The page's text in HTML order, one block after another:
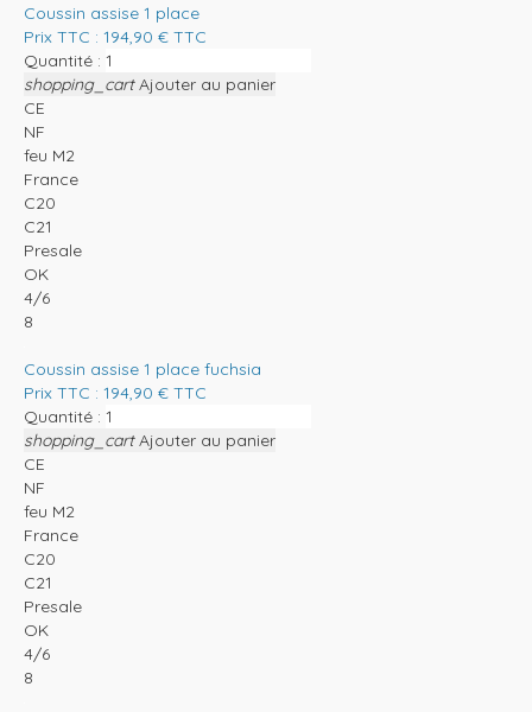
Coussin assise 1 place
Prix TTC : 194,90 € TTC
Quantité :
shopping_cart Ajouter au panier
CE
NF
feu M2
France
C20
C21
Presale
OK
4/6
8
Coussin assise 1 place fuchsia
Prix TTC : 194,90 € TTC
Quantité :
shopping_cart Ajouter au panier
CE
NF
feu M2
France
C20
C21
Presale
OK
4/6
8